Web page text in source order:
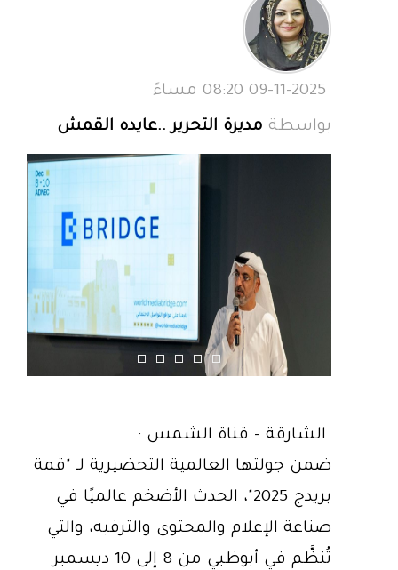
بواسطة مديرة التحرير ..عايده القمش
الشارقة - قناة الشمس :
ضمن جولتها العالمية التحضيرية لـ "قمة
بريدج 2025"، الحدث الأضخم عالميًا في
صناعة الإعلام والمحتوى والترفيه، والتي
تُنظَّم في أبوظبي من 8 إلى 10 ديسمبر